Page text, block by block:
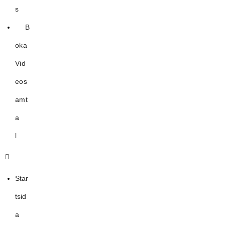
s
B
oka
Vid
eos
amt
a
l
Star
tsid
a